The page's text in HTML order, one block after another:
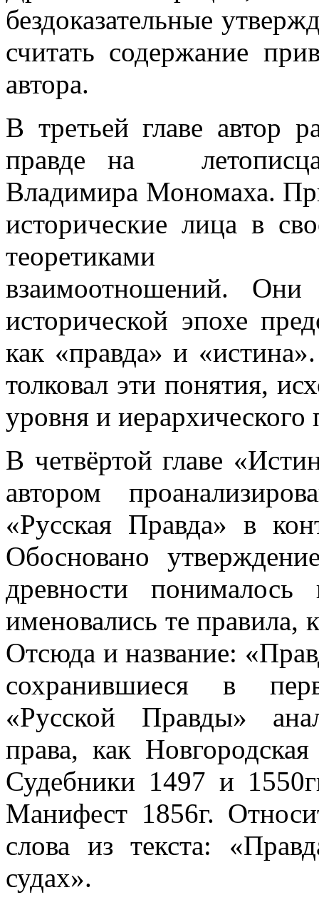
бездоказательные
считать содержание
автора.
В третьей главе автор
правде на
Владимира Мономаха.
исторические лица в
теоретиками
взаимоотношений.
исторической эпохе
как «правда» и
толковал эти понятия,
уровня и
В четвёртой главе
автором
«Русская Правда» в
Обосновано
древности
именовались те правила,
Отсюда и название:
сохранившиеся в
«Русской Правды»
права, как
Судебники 1497 и
Манифест 1856г.
слова из текста:
судах».